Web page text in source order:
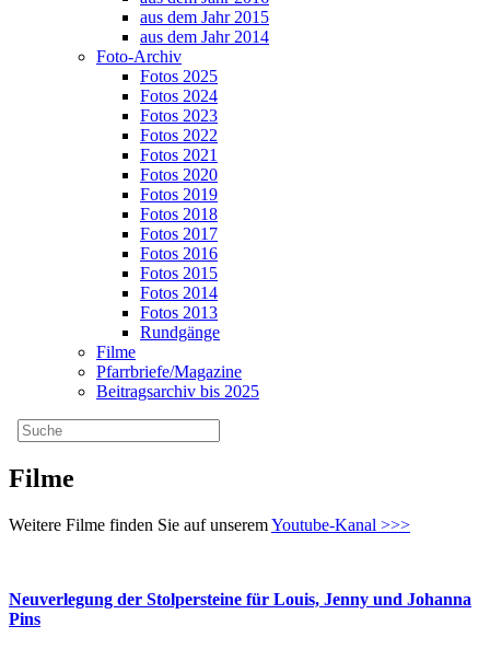
aus dem Jahr 2015
aus dem Jahr 2014
Foto-Archiv
Fotos 2025
Fotos 2024
Fotos 2023
Fotos 2022
Fotos 2021
Fotos 2020
Fotos 2019
Fotos 2018
Fotos 2017
Fotos 2016
Fotos 2015
Fotos 2014
Fotos 2013
Rundgänge
Filme
Pfarrbriefe/Magazine
Beitragsarchiv bis 2025
Filme
Weitere Filme finden Sie auf unseremYoutube-Kanal >>>
Neuverlegung der Stolpersteine für Louis, Jenny und Johanna
Pins